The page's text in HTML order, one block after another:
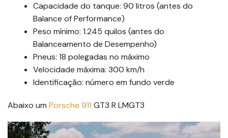
Capacidade do tanque: 90 litros (antes do
Balance of Performance)
Peso mínimo: 1.245 quilos (antes do
Balanceamento de Desempenho)
Pneus: 18 polegadas no máximo
Velocidade máxima: 300 km/h
Identificação: número em fundo verde
Abaixo um Porsche 911 GT3 R LMGT3